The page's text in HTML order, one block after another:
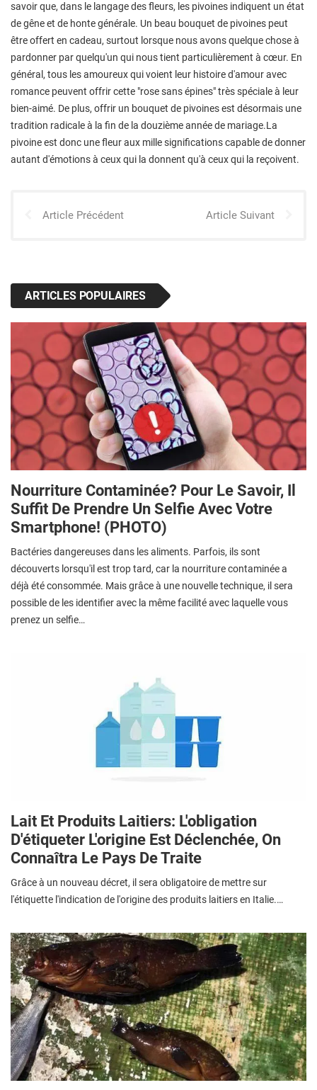
savoir que, dans le langage des fleurs, les pivoines indiquent un état
de gêne et de honte générale. Un beau bouquet de pivoines peut
être offert en cadeau, surtout lorsque nous avons quelque chose à
pardonner par quelqu'un qui nous tient particulièrement à cœur. En
général, tous les amoureux qui voient leur histoire d'amour avec
romance peuvent offrir cette "rose sans épines" très spéciale à leur
bien-aimé. De plus, offrir un bouquet de pivoines est désormais une
tradition radicale à la fin de la douzième année de mariage.La
pivoine est donc une fleur aux mille significations capable de donner
autant d'émotions à ceux qui la donnent qu'à ceux qui la reçoivent.
Article Précédent Article Suivant
ARTICLES POPULAIRES
Nourriture Contaminée? Pour Le Savoir, Il
Suffit De Prendre Un Selfie Avec Votre
Smartphone! (PHOTO)
Bactéries dangereuses dans les aliments. Parfois, ils sont
découverts lorsqu'il est trop tard, car la nourriture contaminée a
déjà été consommée. Mais grâce à une nouvelle technique, il sera
possible de les identifier avec la même facilité avec laquelle vous
prenez un selfie…
Lait Et Produits Laitiers: L'obligation
D'étiqueter L'origine Est Déclenchée, On
Connaîtra Le Pays De Traite
Grâce à un nouveau décret, il sera obligatoire de mettre sur
l'étiquette l'indication de l'origine des produits laitiers en Italie.…